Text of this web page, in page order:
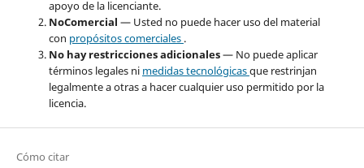
apoyo de la licenciante.
NoComercial — Usted no puede hacer uso del material
con propósitos comerciales .
No hay restricciones adicionales— No puede aplicar
términos legales ni medidas tecnológicasque restrinjan
legalmente a otras a hacer cualquier uso permitido por la
licencia.
Cómo citar